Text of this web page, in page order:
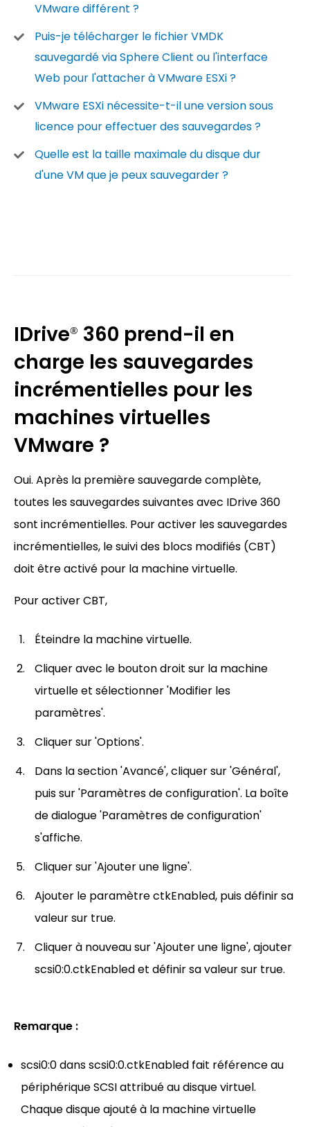
VMware différent ?
Puis-je télécharger le fichier VMDK
sauvegardé via Sphere Client ou l'interface
Web pour l'attacher à VMware ESXi ?
VMware ESXi nécessite-t-il une version sous
licence pour effectuer des sauvegardes ?
Quelle est la taille maximale du disque dur
d'une VM que je peux sauvegarder ?
IDrive® 360 prend-il en
charge les sauvegardes
incrémentielles pour les
machines virtuelles
VMware ?
Oui. Après la première sauvegarde complète,
toutes les sauvegardes suivantes avec IDrive 360
sont incrémentielles. Pour activer les sauvegardes
incrémentielles, le suivi des blocs modifiés (CBT)
doit être activé pour la machine virtuelle.
Pour activer CBT,
Éteindre la machine virtuelle.
Cliquer avec le bouton droit sur la machine
virtuelle et sélectionner 'Modifier les
paramètres'.
Cliquer sur 'Options'.
Dans la section 'Avancé', cliquer sur 'Général',
puis sur 'Paramètres de configuration'. La boîte
de dialogue 'Paramètres de configuration'
s'affiche.
Cliquer sur 'Ajouter une ligne'.
Ajouter le paramètre ctkEnabled, puis définir sa
valeur sur true.
Cliquer à nouveau sur 'Ajouter une ligne', ajouter
scsi0:0.ctkEnabled et définir sa valeur sur true.
Remarque :
scsi0:0 dans scsi0:0.ctkEnabled fait référence au
périphérique SCSI attribué au disque virtuel.
Chaque disque ajouté à la machine virtuelle